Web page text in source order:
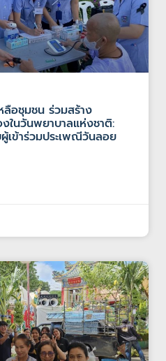
ลือชุมชน ร่วมสร้าง
งในวันพยาบาลแห่งชาติ:
เข้าร่วมประเพณีวันลอย